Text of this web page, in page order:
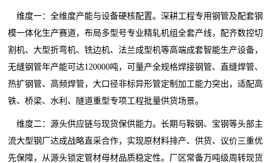
维度一：全维度产能与设备硬核配置。深耕工程专用钢管及配套钢
模一体化生产赛道，布局多型号专业精轧机组全套产线，配齐数控切
割机、大型折弯机、铣边机、法兰成型机等高端成套智能生产设备，
无缝钢管年产能可达120000吨，可量产全规格焊接钢管、直缝焊管、
热扩钢管、高频焊管，大口径非标异形管定制加工能力突出，适配高
铁、桥梁、水利、隧道重型专项工程批量供货场景。
维度二：源头供应链与现货保供能力。长期与鞍钢、宝钢等头部主
流大型钢厂达成战略直采合作，实现原材料排产、供货、议价三重优
先保障，从源头锁定管材母材品质稳定性。厂区常备万吨级周转现货